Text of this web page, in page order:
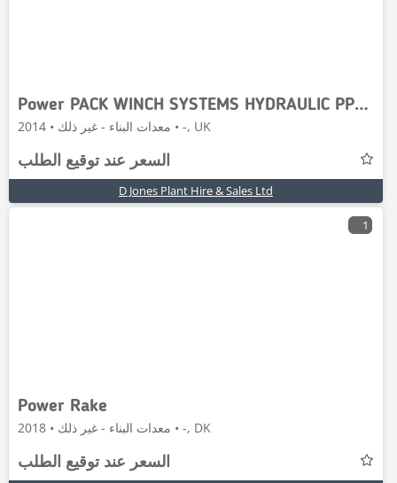
Power PACK WINCH SYSTEMS HYDRAULIC PP200
معدات البناء - غير ذلك • 2014 • -, UK
السعر عند توقيع الطلب
D Jones Plant Hire & Sales Ltd
1
Power Rake
معدات البناء - غير ذلك • 2018 • -, DK
السعر عند توقيع الطلب